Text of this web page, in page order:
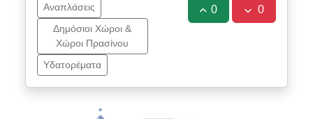
Αναπλάσεις
Δημόσιοι Χώροι &
Χώροι Πρασίνου
Υδατορέματα
0 0